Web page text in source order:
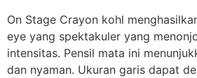
On Stage Crayon kohl
eye yang spektakuler yang
intensitas. Pensil mata ini
dan nyaman. Ukuran garis dapat